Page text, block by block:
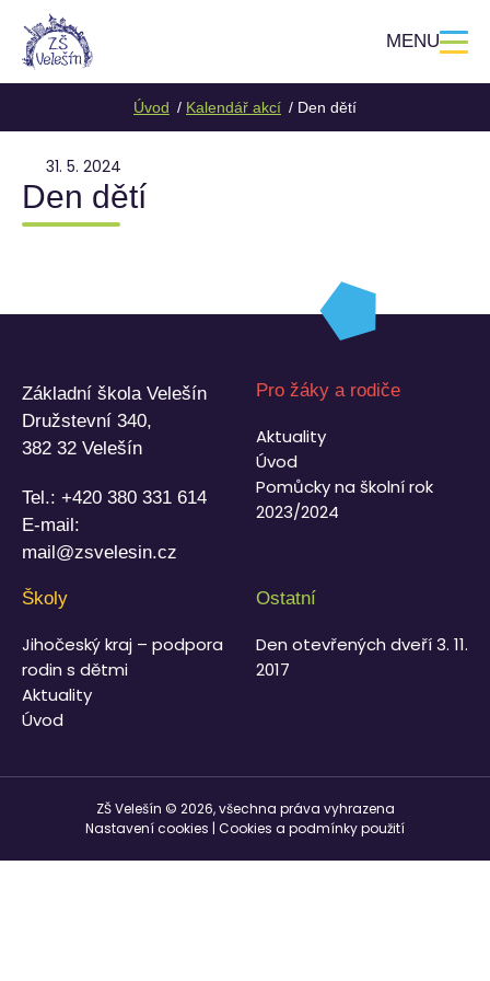
MENU
Úvod Kalendář akcí Den dětí
31. 5. 2024
Den dětí
Základní škola Velešín
Družstevní 340,
382 32 Velešín
Tel.: +420 380 331 614
E-mail:
mail@zsvelesin.cz
Pro žáky a rodiče
Aktuality
Úvod
Pomůcky na školní rok
2023/2024
Školy
Jihočeský kraj – podpora
rodin s dětmi
Aktuality
Úvod
Ostatní
Den otevřených dveří 3. 11.
2017
ZŠ Velešín © 2026, všechna práva vyhrazena
Nastavení cookies Cookies a podmínky použití